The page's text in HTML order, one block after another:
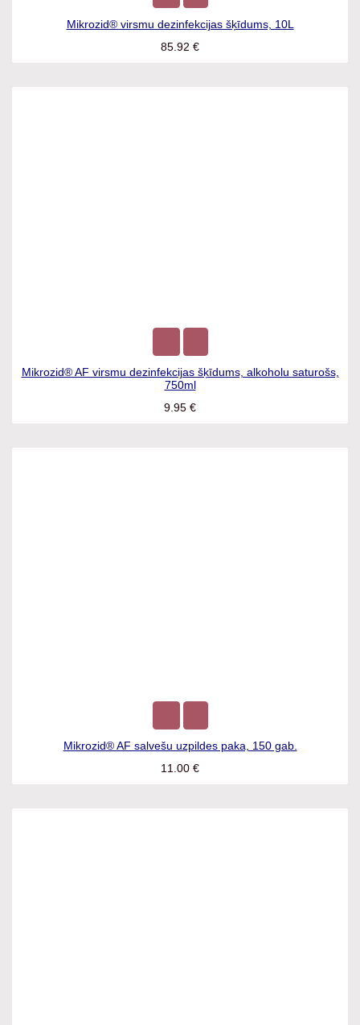
Mikrozid® virsmu dezinfekcijas šķīdums, 10L
85.92 €
Mikrozid® AF virsmu dezinfekcijas šķīdums, alkoholu
saturošs, 750ml
9.95€
Mikrozid® AF salvešu uzpildes paka, 150 gab.
11.00€